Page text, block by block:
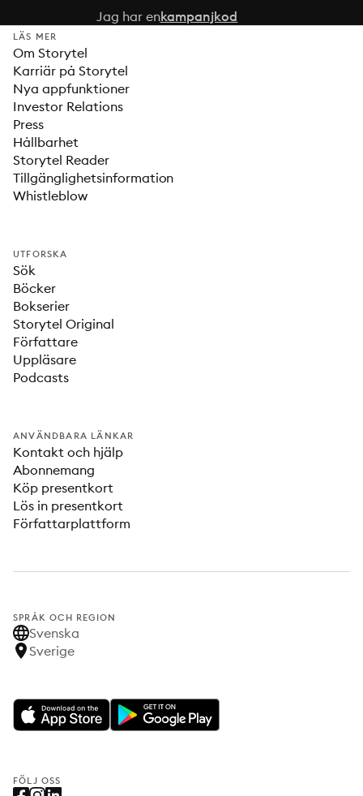
Jag har enkampanjkod
LÄS MER
Om Storytel
Karriär på Storytel
Nya appfunktioner
Investor Relations
Press
Hållbarhet
Storytel Reader
Tillgänglighetsinformation
Whistleblow
UTFORSKA
Sök
Böcker
Bokserier
Storytel Original
Författare
Uppläsare
Podcasts
ANVÄNDBARA LÄNKAR
Kontakt och hjälp
Abonnemang
Köp presentkort
Lös in presentkort
Författarplattform
SPRÅK OCH REGION
Svenska
Sverige
FÖLJ OSS